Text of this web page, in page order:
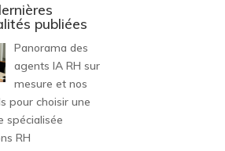
publiées
Panorama des
agents IA RH sur
mesure et nos
pour choisir une
spécialisée
RH